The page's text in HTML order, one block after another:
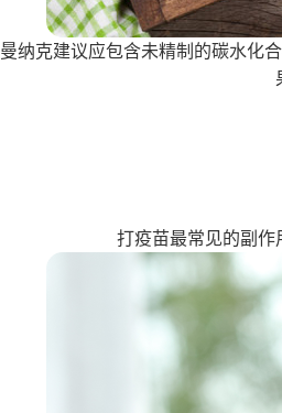
曼纳克建议应包含未精制的碳水化
打疫苗最常见的副作